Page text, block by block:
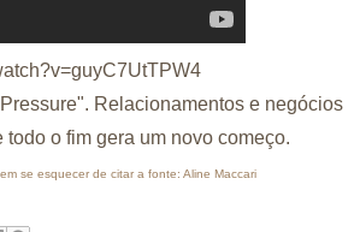
Relacionamentos e negócios
o fim gera um novo começo.
se esquecer de citar a fonte: Aline Maccari